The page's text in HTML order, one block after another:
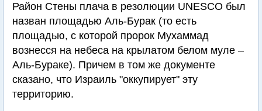
Район Стены плача в резолюции UNESCO был
назван площадью Аль-Бурак (то есть
площадью, с которой пророк Мухаммад
вознесся на небеса на крылатом белом муле –
Аль-Бураке). Причем в том же документе
сказано, что Израиль "оккупирует" эту
территорию.